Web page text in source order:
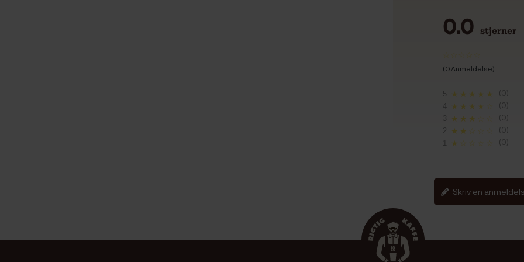
0.0 stjerner
(0 Anmeldelse)
5 ★★★★★ (0)
★★★★☆ (0)
3 ★★★☆☆ (0)
2 ★★☆☆☆ (0)
1 ★☆☆☆☆ (0)
Skriv en